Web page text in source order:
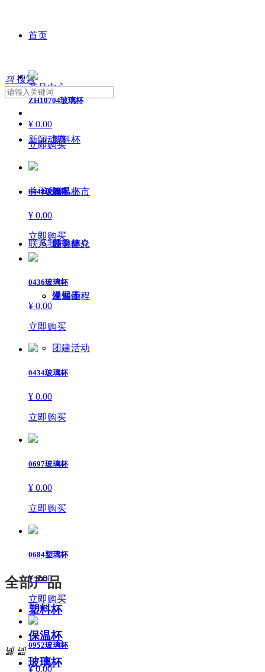
首页
产品中心
塑料杯
保温杯
玻璃杯
保温壶
新闻动态
新品上市
展会信息
通知函
团建活动
关于我们
公司简介
发展历程
联系我们
끠 搜索
ZH10704玻璃杯
¥ 0.00
立即购买
0448玻璃杯
¥ 0.00
立即购买
0436玻璃杯
¥ 0.00
立即购买
0434玻璃杯
¥ 0.00
立即购买
0697玻璃杯
¥ 0.00
立即购买
0684塑璃杯
¥ 0.00
立即购买
0952玻璃杯
¥ 0.00
全部产品
塑料杯
保温杯
玻璃杯
넳 넲